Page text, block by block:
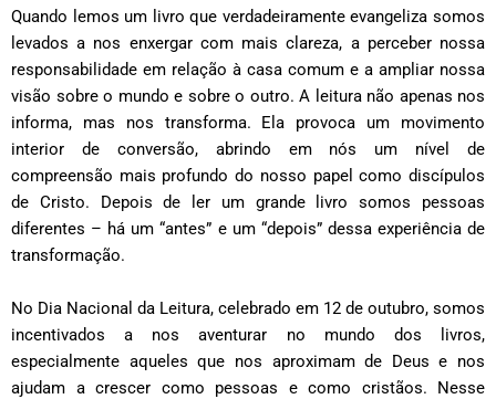
Quando lemos um livro que verdadeiramente evangeliza somos
levados a nos enxergar com mais clareza, a perceber nossa
responsabilidade em relação à casa comum e a ampliar nossa
visão sobre o mundo e sobre o outro. A leitura não apenas nos
informa, mas nos transforma. Ela provoca um movimento
interior de conversão, abrindo em nós um nível de
compreensão mais profundo do nosso papel como discípulos
de Cristo. Depois de ler um grande livro somos pessoas
diferentes – há um “antes” e um “depois” dessa experiência de
transformação.
No Dia Nacional da Leitura, celebrado em 12 de outubro, somos
incentivados a nos aventurar no mundo dos livros,
especialmente aqueles que nos aproximam de Deus e nos
ajudam a crescer como pessoas e como cristãos. Nesse